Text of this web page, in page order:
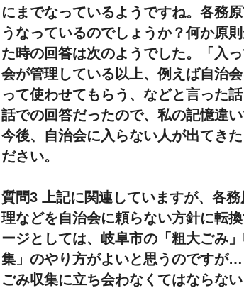
にまでなっているようですね。各務
うなっているのでしょうか？何か原
た時の回答は次のようでした。「入
会が管理している以上、例えば自治
って使わせてもらう、などと言った
話での回答だったので、私の記憶違
今後、自治会に入らない人が出てき
ださい。
質問3 上記に関連していますが、各
理などを自治会に頼らない方針に転
ージとしては、岐阜市の「粗大ごみ
集」のやり方がよいと思うのですが
ごみ収集に立ち会わなくてはならな